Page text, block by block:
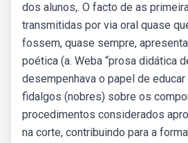
dos alunos,. O facto de as
transmitidas por via oral quase
fossem, quase sempre,
poética (a. Weba “prosa didática
desempenhava o papel de
fidalgos (nobres) sobre os
procedimentos considerados
na corte, contribuindo para a